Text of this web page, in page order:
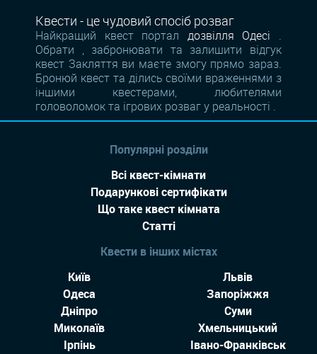
Квести - це чудовий спосіб розваг
Найкращий квест портал дозвілля Одесі .
Обрати , забронювати та залишити відгук
квест Закляття ви маєте змогу прямо зараз.
Бронюй квест та ділись своїми враженнями з
іншими квестерами, любителями
головоломок та ігрових розваг у реальності .
Популярні розділи
Всі квест-кімнати
Подарункові сертифікати
Що таке квест кімната
Статті
Квести в інших містах
Київ
Львів
Одеса
Запоріжжя
Дніпро
Суми
Миколаїв
Хмельницький
Ірпінь
Івано-Франківськ